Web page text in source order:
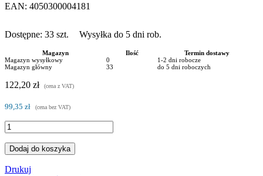
EAN: 4050300004181
Dostępne: 33 szt. Wysyłka do 5 dni rob.
Magazyn Ilość
Termin dostawy
Magazyn wysyłkowy
0
1-2 dni robocze
Magazyn główny
33 do 5 dni roboczych
122,20 zł (cena z VAT)
99,35 zł (cena bez VAT)
Dodaj do koszyka
Drukuj